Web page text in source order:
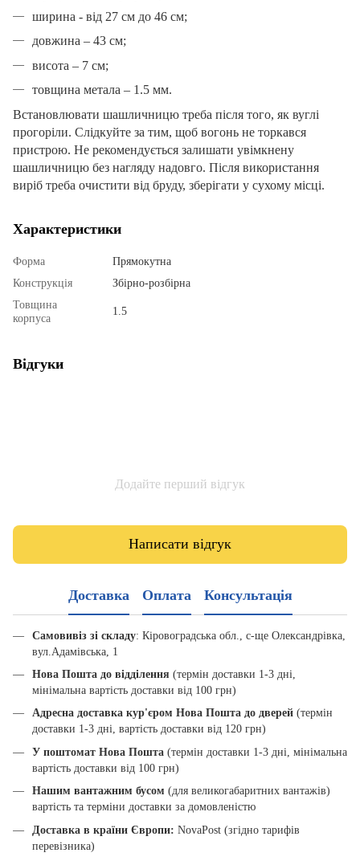
ширина - від 27 см до 46 см;
довжина – 43 см;
висота – 7 см;
товщина метала – 1.5 мм.
Встановлювати шашличницю треба після того, як вуглі
прогоріли. Слідкуйте за тим, щоб вогонь не торкався
пристрою. Не рекомендується залишати увімкнену
шашличницю без нагляду надовго. Після використання
виріб треба очистити від бруду, зберігати у сухому місці.
Характеристики
Форма
Прямокутна
Конструкція
Збірно-розбірна
Товщина
корпуса
1.5
Відгуки
Додайте перший відгук
Написати відгук
Доставка Оплата Консультація
Самовивіз зі складу: Кіровоградська обл., с-ще Олександрівка,
вул.Адамівська, 1
Нова Пошта до відділення (термін доставки 1-3 дні,
мінімальна вартість доставки від 100 грн)
Адресна доставка кур'єром Нова Пошта до дверей (термін
доставки 1-3 дні, вартість доставки від 120 грн)
У поштомат Нова Пошта (термін доставки 1-3 дні, мінімальна
вартість доставки від 100 грн)
Нашим вантажним бусом (для великогабаритних вантажів)
вартість та терміни доставки за домовленістю
Доставка в країни Європи: NovaPost (згідно тарифів
перевізника)